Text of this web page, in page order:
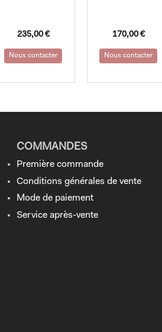
235,00 €
Nous contacter
170,00 €
Nous contacter
COMMANDES
Première commande
Conditions générales de vente
Mode de paiement
Service après-vente